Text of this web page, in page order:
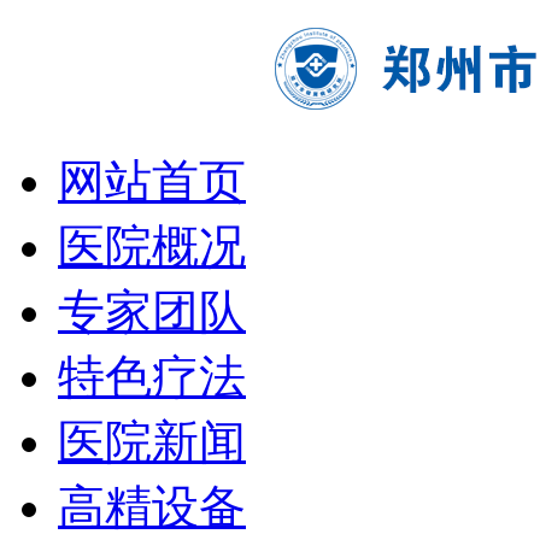
网站首页
医院概况
专家团队
特色疗法
医院新闻
高精设备